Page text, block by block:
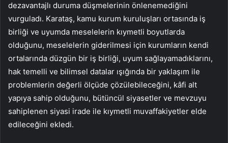
dezavantajlı duruma düşmelerinin önlenemediğini
vurguladı. Karataş, kamu kurum kuruluşları ortasında iş
birliği ve uyumda meselelerin kıymetli boyutlarda
olduğunu, meselelerin giderilmesi için kurumların kendi
ortalarında düzgün bir iş birliği, uyum sağlayamadıklarını,
hak temelli ve bilimsel datalar ışığında bir yaklaşım ile
problemlerin değerli ölçüde çözülebileceğini, kâfi alt
yapıya sahip olduğunu, bütüncül siyasetler ve mevzuyu
sahiplenen siyasi irade ile kıymetli muvaffakiyetler elde
edileceğini ekledi.